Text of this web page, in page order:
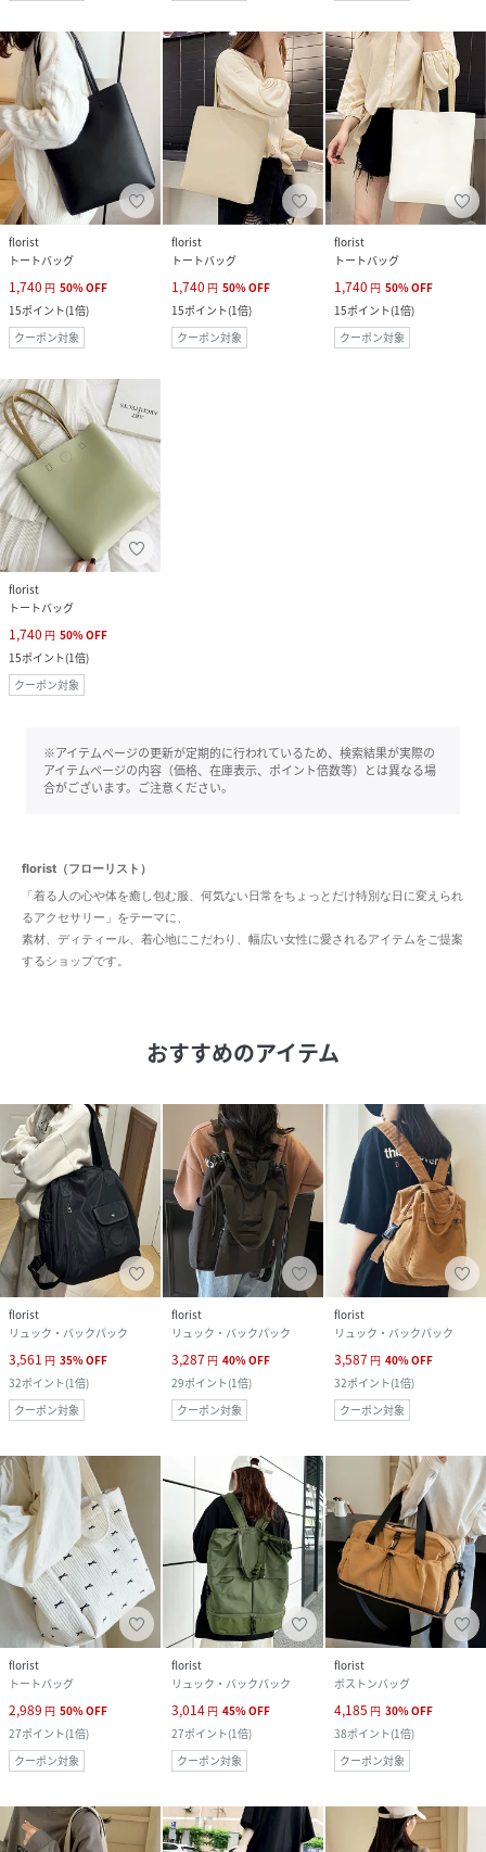
florist
トートバッグ
1,740 円 50%OFF
15ポイント(1倍)
クーポン対象
florist
トートバッグ
1,740 円 50%OFF
15ポイント(1倍)
クーポン対象
florist
トートバッグ
1,740 円 50%OFF
15ポイント(1倍)
クーポン対象
florist
トートバッグ
1,740 円 50%OFF
15ポイント(1倍)
クーポン対象
※アイテムページの更新が定期的に行われているため、検索結果が実際の
アイテムページの内容（価格、在庫表示、ポイント倍数等）とは異なる場
合がございます。ご注意ください。
florist（フローリスト）
「着る人の心や体を癒し包む服、何気ない日常をちょっとだけ特別な日に変えられ
るアクセサリー」をテーマに、
素材、ディティール、着心地にこだわり、幅広い女性に愛されるアイテムをご提案
するショップです。
おすすめのアイテム
florist
リュック・バックパック
3,561 円 35%OFF
32ポイント(1倍)
クーポン対象
florist
リュック・バックパック
3,287 円 40%OFF
29ポイント(1倍)
クーポン対象
florist
リュック・バックパック
3,587 円 40%OFF
32ポイント(1倍)
クーポン対象
florist
トートバッグ
2,989 円 50%OFF
27ポイント(1倍)
クーポン対象
florist
リュック・バックパック
3,014 円 45%OFF
27ポイント(1倍)
クーポン対象
florist
ボストンバッグ
4,185 円 30%OFF
38ポイント(1倍)
クーポン対象